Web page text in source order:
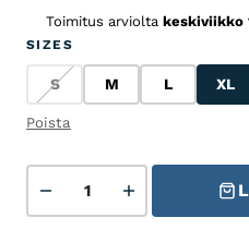
Toimitus arviolta keskiviikko
SIZES
S
S M
M L
L XL
XL
Poista